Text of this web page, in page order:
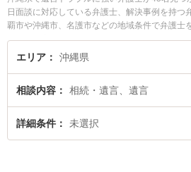
日面談に対応している弁護士、解決事例を持つ
覇市や沖縄市、名護市などの地域条件で弁護士
関係する家族間の相続トラブルや認知症の相続
絞り込み検索もでき便利です。特にベリーベス
す。『沖縄県で土日や夜間に発生した遺言トラ
士に相談したい』『遺言トラブルのトラブル解
検索したい』『初回相談無料で遺言トラブルを
エリア 沖縄県
相談内容 相続・遺言、遺言
詳細条件 未選択